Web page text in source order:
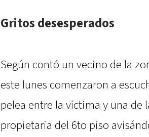
Gritos desesperados
Según contó un vecino de la
este lunes comenzaron a
pelea entre la víctima y una de
propietaria del 6to piso